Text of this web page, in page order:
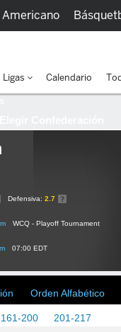
Defensiva: 2.7
WCQ - Playoff Tournament
07:00 EDT
Orden Alfabético
161-200 201-217
Americano
Ligas Calendario